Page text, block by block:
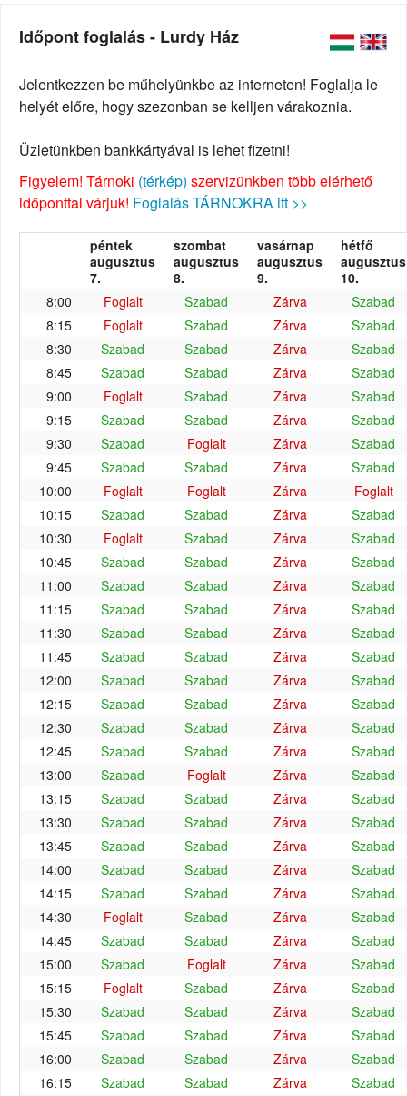
Időpont foglalás - Lurdy Ház
Jelentkezzen be műhelyünkbe az interneten! Foglalja le
helyét előre, hogy szezonban se kelljen várakoznia.
Üzletünkben bankkártyával is lehet fizetni!
Figyelem! Tárnoki (térkép) szervizünkben több elérhető
időponttal várjuk! Foglalás TÁRNOKRA itt >>
péntek
augusztus
7.
szombat
augusztus
8.
vasárnap
augusztus
9.
hétfő
augusztus
10.
8:00
Foglalt Szabad Zárva
Szabad
8:15
Foglalt Szabad Zárva
Szabad
8:30
Szabad Szabad Zárva
Szabad
8:45
Szabad Szabad Zárva
Szabad
9:00
Foglalt Szabad Zárva
Szabad
9:15
Szabad Szabad Zárva
Szabad
9:30
Szabad Foglalt Zárva
Szabad
9:45
Szabad Szabad Zárva
Szabad
10:00
Foglalt Foglalt Zárva
Foglalt
10:15
Szabad Szabad Zárva
Szabad
10:30
Foglalt Szabad Zárva
Szabad
10:45
Szabad Szabad Zárva
Szabad
11:00
Szabad Szabad Zárva
Szabad
11:15
Szabad Szabad Zárva
Szabad
11:30
Szabad Szabad Zárva
Szabad
11:45
Szabad Szabad Zárva
Szabad
12:00
Szabad Szabad Zárva
Szabad
12:15
Szabad Szabad Zárva
Szabad
12:30
Szabad Szabad Zárva
Szabad
12:45
Szabad Szabad Zárva
Szabad
13:00
Szabad Foglalt Zárva
Szabad
13:15
Szabad Szabad Zárva
Szabad
13:30
Szabad Szabad Zárva
Szabad
13:45
Szabad Szabad Zárva
Szabad
14:00
Szabad Szabad Zárva
Szabad
14:15
Szabad Szabad Zárva
Szabad
14:30
Foglalt Szabad Zárva
Szabad
14:45
Szabad Szabad Zárva
Szabad
15:00
Szabad Foglalt Zárva
Szabad
15:15
Foglalt Szabad Zárva
Szabad
15:30
Szabad Szabad Zárva
Szabad
15:45
Szabad Szabad Zárva
Szabad
16:00
Szabad Szabad Zárva
Szabad
16:15
Szabad Szabad Zárva
Szabad